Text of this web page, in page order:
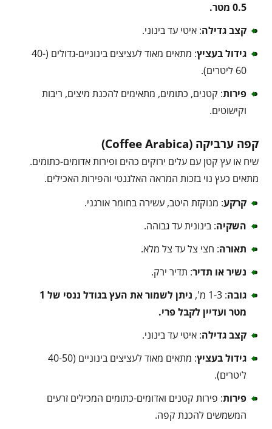
0.5 מטר.
קצב גדילה: איטי עד בינוני.
גידול בעציץ
: מתאים מאוד לעציצים בינוניים-גדולים (40-
60 ליטרים).
פירות: קטנים, כתומים, מתאימים להכנת מיצים, ריבות
וקישוטים.
קפה ערביקה (Coffee Arabica)
שיח או עץ קטן עם עלים ירוקים כהים ופירות אדומים-כתומים.
מתאים כעץ נוי בזכות המראה האלגנטי והפירות האכילים.
קרקע: מנוקזת היטב, עשירה בחומר אורגני.
השקיה: בינונית עד גבוהה.
תאורה: חצי צל עד צל מלא.
נשיר או תדיר: תדיר ירק.
גובה: 1-3 מ',
ניתן לשמור את העץ בגודל ננסי של 1
מטר ועדיין לקבל פרי.
קצב גדילה: איטי עד בינוני.
גידול בעציץ
: מתאים מאוד לעציצים בינוניים (40-50
ליטרים).
פירות: פירות קטנים ואדומים-כתומים המכילים זרעים
המשמשים להכנת קפה.